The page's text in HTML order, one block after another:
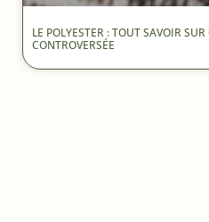
LE POLYESTER : TOUT SAVOIR
CONTROVERSÉE